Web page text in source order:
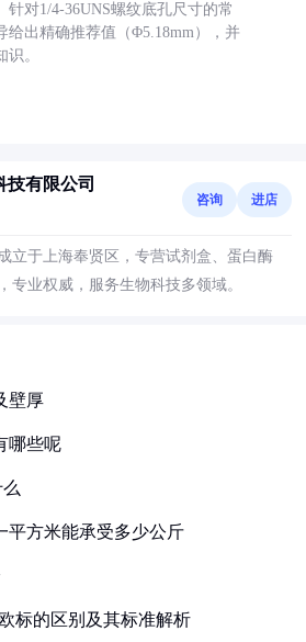
针对1/4-36UNS螺纹底孔尺寸的常
给出精确推荐值（Φ5.18mm），并
。
技有限公司
咨询 进店
立于上海奉贤区，专营试剂盒、蛋白酶
专业权威，服务生物科技多领域。
壁厚
哪些呢
平方米能承受多少公斤
标的区别及其标准解析